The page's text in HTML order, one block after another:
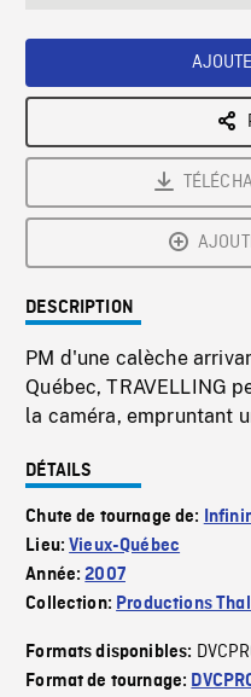
DESCRIPTION
PM d'une calèche
Québec, TRAVELLING
la caméra, empruntant
DÉTAILS
Chute de tournage de:
Lieu:Vieux-Québec
Année:2007
Collection: Productions
Formats disponibles:
Format de tournage: